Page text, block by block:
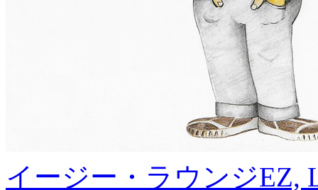
イージー・ラウンジEZ,